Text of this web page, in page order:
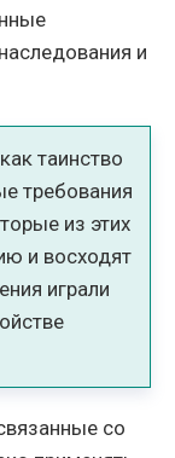
и
таинство
требования
из этих
и восходят
играли
со